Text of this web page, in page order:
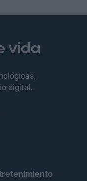
fórmula era
una
el metal
Nadie
vida
digital.